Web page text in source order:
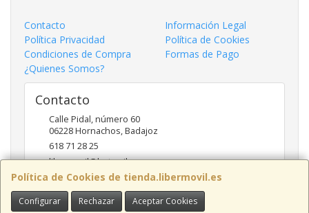
Política de Cookies de tienda.libermovil.es
Configurar Rechazar Aceptar Cookies
Contacto
Información Legal
Política Privacidad
Política de Cookies
Condiciones de Compra
Formas de Pago
¿Quienes Somos?
Contacto
Calle Pidal, número 60
06228Hornachos,Badajoz
618 71 28 25
libermovil@hotmail.com
Horario